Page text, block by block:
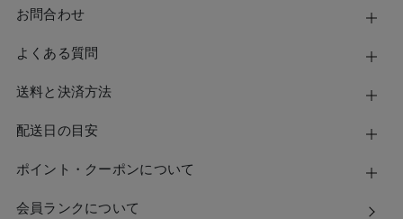
お問合わせ
よくある質問
送料と決済方法
配送日の目安
ポイント・クーポンについて
会員ランクについて